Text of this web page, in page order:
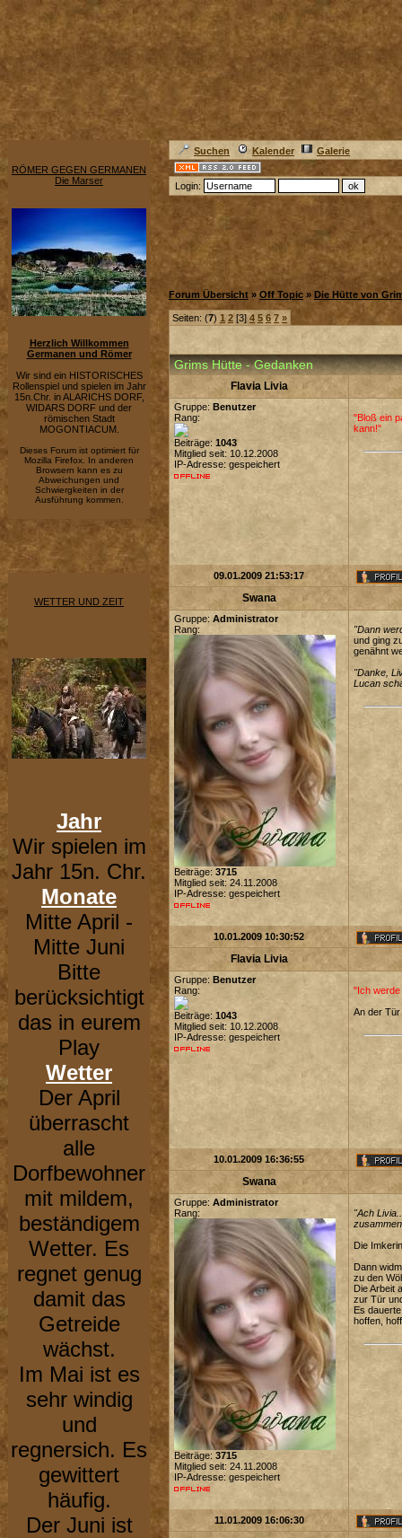
RÖMER GEGEN GERMANEN
Die Marser
Herzlich Willkommen
Germanen und Römer
Wir sind ein HISTORISCHES
Rollenspiel und spielen im Jahr
15n.Chr. in ALARICHS DORF,
WIDARS DORF und der
römischen Stadt
MOGONTIACUM.
Dieses Forum ist optimiert für
Mozilla Firefox. In anderen
Browsern kann es zu
Abweichungen und
Schwiergkeiten in der
Ausführung kommen.
WETTER UND ZEIT
Jahr
Wir spielen im
Jahr 15n. Chr.
Monate
Mitte April -
Mitte Juni
Bitte
berücksichtigt
das in eurem
Play
Wetter
Der April
überrascht
alle
Dorfbewohner
mit mildem,
beständigem
Wetter. Es
regnet genug
damit das
Getreide
wächst.
Im Mai ist es
sehr windig
und
regnersich. Es
gewittert
häufig.
Der Juni ist
Suchen Kalender Galerie
Login:
Forum Übersicht » Off Topic » Die Hütte von
Seiten: (7) 1 2 [3] 4 5 6 7 »
Grims Hütte - Gedanken
Flavia Livia
Gruppe: Benutzer
Rang:
Beiträge: 1043
Mitglied seit: 10.12.2008
IP-Adresse: gespeichert
"Bloß ein
kann!"
09.01.2009 21:53:17
Swana
Gruppe: Administrator
Rang:
Beiträge: 3715
Mitglied seit: 24.11.2008
IP-Adresse: gespeichert
"Dann
und ging
genähnt
"Danke,
Lucan
10.01.2009 10:30:52
Flavia Livia
Gruppe: Benutzer
Rang:
Beiträge: 1043
Mitglied seit: 10.12.2008
IP-Adresse: gespeichert
"Ich
An der
10.01.2009 16:36:55
Swana
Gruppe: Administrator
Rang:
Beiträge: 3715
Mitglied seit: 24.11.2008
IP-Adresse: gespeichert
"Ach
Die
Dann
zu den
Die Arbeit
zur Tür
Es
hoffen,
11.01.2009 16:06:30